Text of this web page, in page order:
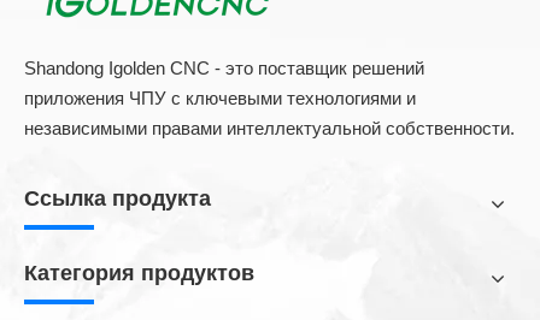
5) Воздушно-охлаждение, размер машины очень маленький.
эффективность преобразования составляет более 30%,
модульная мощность машины не более 0,5 кВт!
Shandong Igolden CNC - это поставщик решений
приложения ЧПУ с ключевыми технологиями и
независимыми правами интеллектуальной собственности.
Ссылка продукта
Категория продуктов